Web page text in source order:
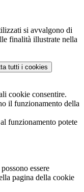
si avvalgono di
finalità illustrate nella
tutti i cookies
cookie consentire.
il funzionamento della
funzionamento potete
essere
pagina della cookie